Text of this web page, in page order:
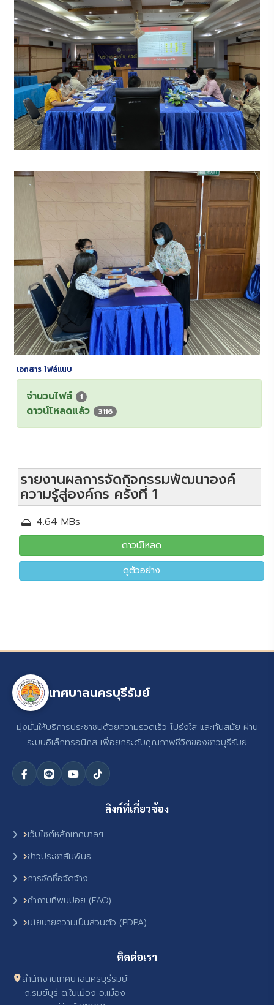
เอกสาร ไฟล์แนบ
จำนวนไฟล์ 1
ดาวน์โหลดแล้ว 3116
รายงานผลการจัดกิจกรรมพัฒนาองค์
ความรู้สู่องค์กร ครั้งที่ 1
4.64 MBs
ดาวน์โหลด
ดูตัวอย่าง
เทศบาลนครบุรีรัมย์
มุ่งมั่นให้บริการประชาชนด้วยความรวดเร็ว โปร่งใส และทันสมัย ผ่าน
ระบบอิเล็กทรอนิกส์ เพื่อยกระดับคุณภาพชีวิตของชาวบุรีรัมย์
ลิงก์ที่เกี่ยวข้อง
เว็บไซต์หลักเทศบาลฯ
ข่าวประชาสัมพันธ์
การจัดซื้อจัดจ้าง
คำถามที่พบบ่อย (FAQ)
นโยบายความเป็นส่วนตัว (PDPA)
ติดต่อเรา
สำนักงานเทศบาลนครบุรีรัมย์
ถ.รมย์บุรี ต.ในเมือง อ.เมือง